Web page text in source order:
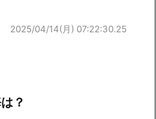
2025/04/14(月) 07:22:30.25
？